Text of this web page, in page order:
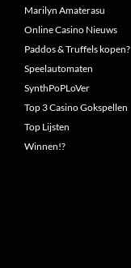
Marilyn Amaterasu
Online Casino Nieuws
Paddos & Truffels kopen?
Speelautomaten
SynthPoPLoVer
Top 3 Casino Gokspellen
Top Lijsten
Winnen!?